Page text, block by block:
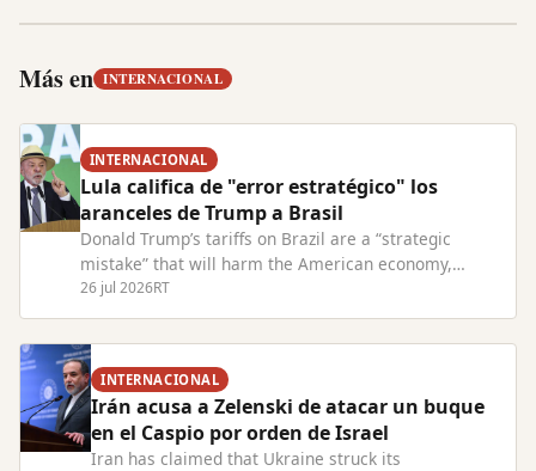
Más en INTERNACIONAL
INTERNACIONAL
Lula califica de "error estratégico" los
aranceles de Trump a Brasil
Donald Trump’s tariffs on Brazil are a “strategic
mistake” that will harm the American economy,
President Lula has warned. Read Full Article at
RT.com
26 jul 2026RT
INTERNACIONAL
Irán acusa a Zelenski de atacar un buque
en el Caspio por orden de Israel
Iran has claimed that Ukraine struck its